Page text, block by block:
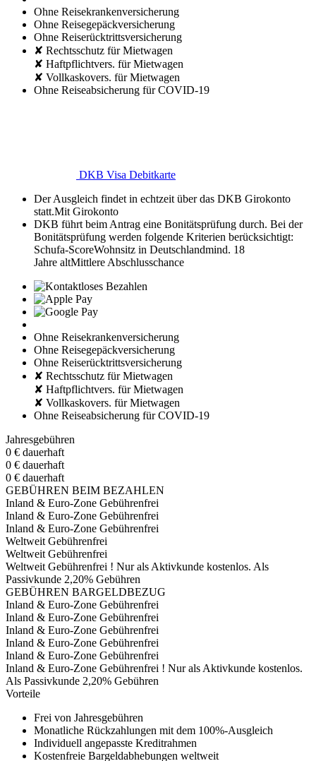
Ohne Reisekrankenversicherung
Ohne Reisegepäckversicherung
Ohne Reiserücktrittsversicherung
✘ Rechtsschutz für Mietwagen
✘ Haftpflichtvers. für Mietwagen
✘ Vollkaskovers. für Mietwagen
Ohne Reiseabsicherung für COVID-19
DKB Visa Debitkarte
Der Ausgleich findet in echtzeit über das DKB Girokonto
statt.Mit Girokonto
DKB führt beim Antrag eine Bonitätsprüfung durch. Bei der
Bonitätsprüfung werden folgende Kriterien berücksichtigt:
Schufa-ScoreWohnsitz in Deutschlandmind. 18
Jahre altMittlere Abschlusschance
Ohne Reisekrankenversicherung
Ohne Reisegepäckversicherung
Ohne Reiserücktrittsversicherung
✘ Rechtsschutz für Mietwagen
✘ Haftpflichtvers. für Mietwagen
✘ Vollkaskovers. für Mietwagen
Ohne Reiseabsicherung für COVID-19
Jahresgebühren
0 € dauerhaft
0 € dauerhaft
0 € dauerhaft
GEBÜHREN BEIM BEZAHLEN
Inland & Euro-Zone Gebührenfrei
Inland & Euro-Zone Gebührenfrei
Inland & Euro-Zone Gebührenfrei
Weltweit Gebührenfrei
Weltweit Gebührenfrei
Weltweit Gebührenfrei ! Nur als Aktivkunde kostenlos. Als
Passivkunde 2,20% Gebühren
GEBÜHREN BARGELDBEZUG
Inland & Euro-Zone Gebührenfrei
Inland & Euro-Zone Gebührenfrei
Inland & Euro-Zone Gebührenfrei
Inland & Euro-Zone Gebührenfrei
Inland & Euro-Zone Gebührenfrei
Inland & Euro-Zone Gebührenfrei ! Nur als Aktivkunde kostenlos.
Als Passivkunde 2,20% Gebühren
Vorteile
Frei von Jahresgebühren
Monatliche Rückzahlungen mit dem 100%-Ausgleich
Individuell angepasste Kreditrahmen
Kostenfreie Bargeldabhebungen weltweit